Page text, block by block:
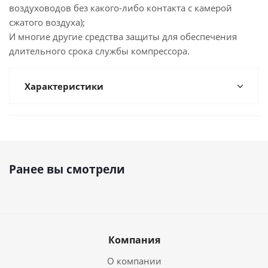
воздуховодов без какого-либо контакта с камерой
сжатого воздуха);
И многие другие средства защиты для обеспечения
длительного срока службы компрессора.
Характеристики
Ранее вы смотрели
Компания
О компании